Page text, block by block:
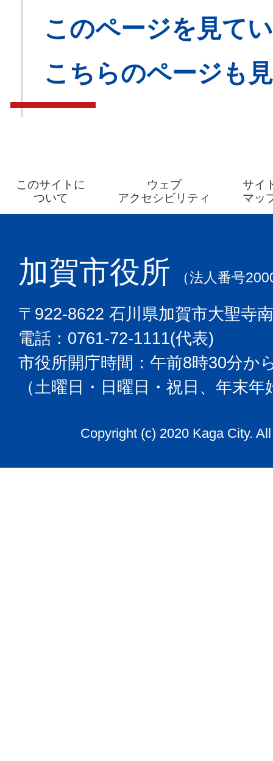
このページを見て
こちらのページも
このサイトに
ついて
ウェブ
アクセシビリティ
サイ
マッ
加賀市役所 （法人番号
〒922-8622 石川県加賀市大聖寺
電話：0761-72-1111(代表)
市役所開庁時間：午前8時30分か
（土曜日・日曜日・祝日、年末
Copyright (c) 2020 Kaga City.